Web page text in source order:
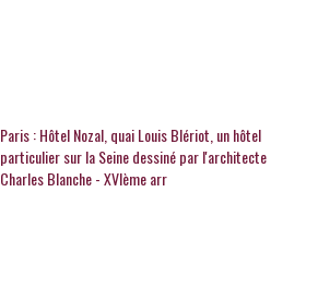
Paris : Hôtel Nozal, quai Louis Blériot, un hôtel
particulier sur la Seine dessiné par l'architecte
Charles Blanche - XVIème arr